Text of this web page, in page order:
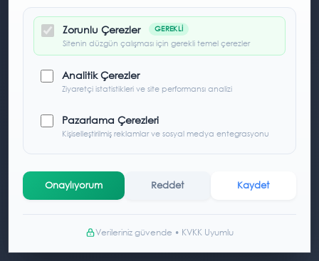
Zorunlu Çerezler GEREKLI
Sitenin düzgün çalışması için gerekli temel çerezler
Analitik Çerezler
Ziyaretçi istatistikleri ve site performansı analizi
Pazarlama Çerezleri
Kişiselleştirilmiş reklamlar ve sosyal medya entegrasyonu
Onaylıyorum Reddet Kaydet
Verileriniz güvende • KVKK Uyumlu